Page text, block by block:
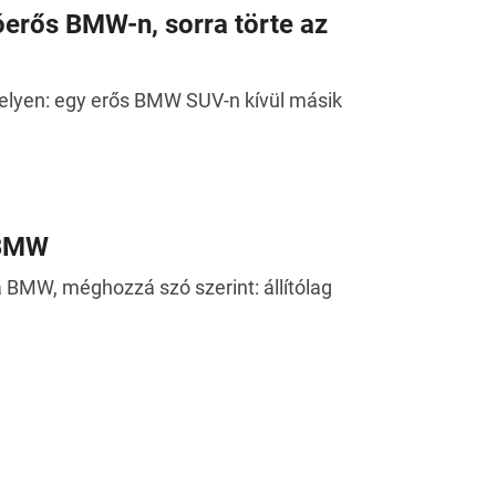
BMW-n, sorra törte az
egy erős BMW SUV-n kívül másik
méghozzá szó szerint: állítólag